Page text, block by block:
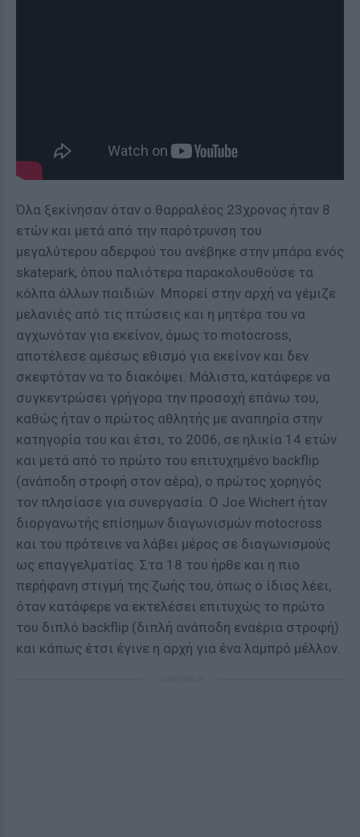
Όλα ξεκίνησαν όταν ο θαρραλέος 23χρονος ήταν 8
ετών και μετά από την παρότρυνση του
μεγαλύτερου αδερφού του ανέβηκε στην μπάρα ενός
skatepark, όπου παλιότερα παρακολουθούσε τα
κόλπα άλλων παιδιών. Μπορεί στην αρχή να γέμιζε
μελανιές από τις πτώσεις και η μητέρα του να
αγχωνόταν για εκείνον, όμως το motocross,
αποτέλεσε αμέσως εθισμό για εκείνον και δεν
σκεφτόταν να το διακόψει. Μάλιστα, κατάφερε να
συγκεντρώσει γρήγορα την προσοχή επάνω του,
καθώς ήταν ο πρώτος αθλητής με αναπηρία στην
κατηγορία του και έτσι, το 2006, σε ηλικία 14 ετών
και μετά από το πρώτο του επιτυχημένο backflip
(ανάποδη στροφή στον αέρα), ο πρώτος χορηγός
τον πλησίασε για συνεργασία. Ο Joe Wichert ήταν
διοργανωτής επίσημων διαγωνισμών motocross
και του πρότεινε να λάβει μέρος σε διαγωνισμούς
ως επαγγελματίας. Στα 18 του ήρθε και η πιο
περήφανη στιγμή της ζωής του, όπως ο ίδιος λέει,
όταν κατάφερε να εκτελέσει επιτυχώς το πρώτο
του διπλό backflip (διπλή ανάποδη εναέρια στροφή)
και κάπως έτσι έγινε η αρχή για ένα λαμπρό μέλλον.